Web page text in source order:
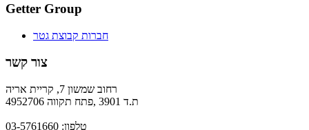
Getter Group
חברות קבוצת גטר
צור קשר
רחוב שמשון 7, קריית אריה
ת.ד 3901 ,פתח תקווה 4952706
טלפון: 03-5761660